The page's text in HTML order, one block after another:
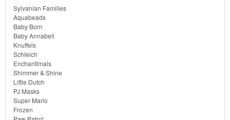
My
Little
Pony
Finding
Dory
Planes
Sylvanian Families
Aquabeads
Baby Born
Baby Annabell
Knuffels
Schleich
Enchantimals
Shimmer & Shine
Little Dutch
PJ Masks
Super Mario
Frozen